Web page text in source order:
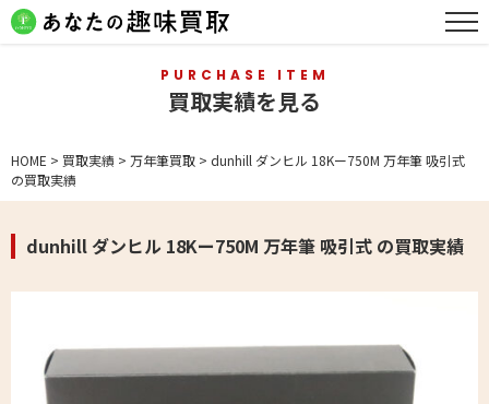
PURCHASE ITEM
買取実績を見る
HOME > 買取実績 > 万年筆買取 > dunhill ダンヒル 18Kー750M 万年筆 吸引式
の買取実績
dunhill ダンヒル 18Kー750M 万年筆 吸引式 の買取実績